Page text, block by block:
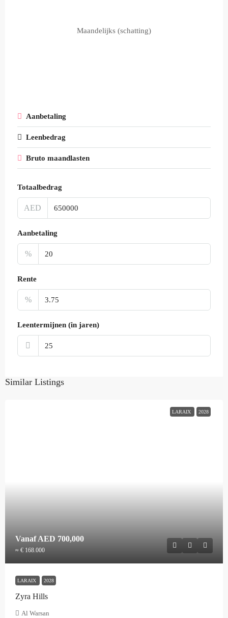
Maandelijks (schatting)
Aanbetaling
Leenbedrag
Bruto maandlasten
Totaalbedrag
AED
Aanbetaling
%
Rente
%
Leentermijnen (in jaren)
Similar Listings
LARAIX 2028
VanafAED 700,000
≈ € 168.000
LARAIX 2028
Zyra Hills
Al Warsan